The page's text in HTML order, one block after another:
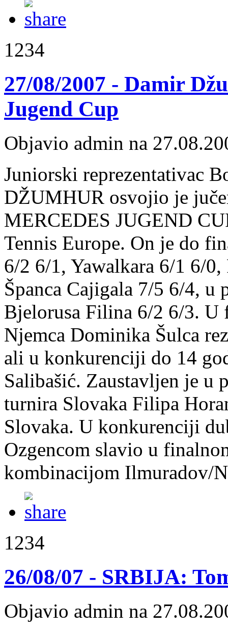
1234
27/08/2007 - Damir
Jugend Cup
Objavio admin na
Juniorski reprezentativac
DŽUMHUR osvojio je
MERCEDES JUGEND
Tennis Europe. On je do
6/2 6/1, Yawalkara 6/1 6/
Španca Cajigala 7/5 6/4,
Bjelorusa Filina 6/2 6/3.
Njemca Dominika Šulca
ali u konkurenciji do 14
Salibašić. Zaustavljen je u
turnira Slovaka Filipa
Slovaka. U konkurenciji
Ozgencom slavio u
kombinacijom Ilmuradov/
1234
26/08/07 - SRBIJA:
Objavio admin na